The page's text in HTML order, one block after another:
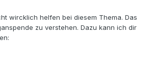
wircklich helfen bei diesem Thema. Das
zu verstehen. Dazu kann ich dir